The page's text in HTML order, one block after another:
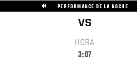
PERFORMANCE DE LA NOCHE
VS
HORA
3:07